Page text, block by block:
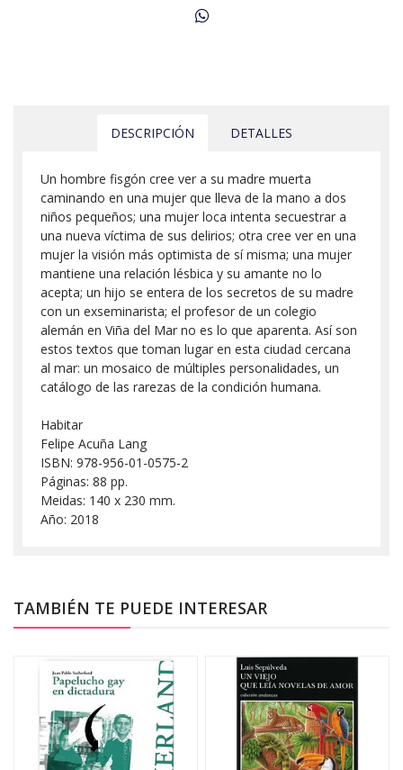
DESCRIPCIÓN DETALLES
Un hombre fisgón cree ver a su madre muerta
caminando en una mujer que lleva de la mano a dos
niños pequeños; una mujer loca intenta secuestrar a
una nueva víctima de sus delirios; otra cree ver en una
mujer la visión más optimista de sí misma; una mujer
mantiene una relación lésbica y su amante no lo
acepta; un hijo se entera de los secretos de su madre
con un exseminarista; el profesor de un colegio
alemán en Viña del Mar no es lo que aparenta. Así son
estos textos que toman lugar en esta ciudad cercana
al mar: un mosaico de múltiples personalidades, un
catálogo de las rarezas de la condición humana.
Habitar
Felipe Acuña Lang
ISBN: 978-956-01-0575-2
Páginas: 88 pp.
Meidas: 140 x 230 mm.
Año: 2018
TAMBIÉN TE PUEDE INTERESAR